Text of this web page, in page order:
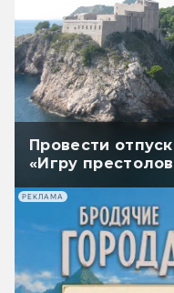
Провести
«Игру
РЕКЛАМА